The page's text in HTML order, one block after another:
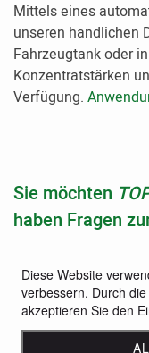
Mittels eines
unseren handlichen
Fahrzeugtank oder
Konzentratstärken
Verfügung.
Sie möchten T
haben Fragen
switzerland@top-
Wir freuen uns auf
Diese Website
verbessern. Durch
akzeptieren Sie den